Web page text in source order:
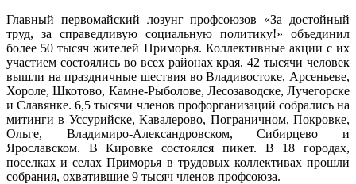
Главный первомайский лозунг профсоюзов «За достойный
труд, за справедливую социальную политику!» объединил
более 50 тысяч жителей Приморья. Коллективные акции с их
участием состоялись во всех районах края. 42 тысячи человек
вышли на праздничные шествия во Владивостоке, Арсеньеве,
Хороле, Шкотово, Камне-Рыболове, Лесозаводске, Лучегорске
и Славянке. 6,5 тысячи членов профорганизаций собрались на
митинги в Уссурийске, Кавалерово, Пограничном, Покровке,
Ольге, Владимиро-Александровском, Сибирцево и
Ярославском. В Кировке состоялся пикет. В 18 городах,
поселках и селах Приморья в трудовых коллективах прошли
собрания, охватившие 9 тысяч членов профсоюза.